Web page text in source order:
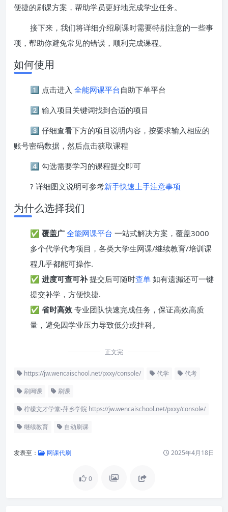
便捷的刷课方案，帮助学员更好地完成学业任务。
接下来，我们将详细介绍刷课时需要特别注意的一些事
项，帮助你避免常见的错误，顺利完成课程。
如何使用
1️⃣ 点击进入 全能网课平台自助下单平台
2️⃣ 输入项目关键词找到合适的项目
3️⃣ 仔细查看下方的项目说明内容，按要求输入相应的
账号密码数据，然后点击获取课程
4️⃣ 勾选需要学习的课程提交即可
? 详细图文说明可参考新手快速上手注意事项
为什么选择我们
✅ 覆盖广 全能网课平台 一站式解决方案，覆盖3000
多个代学代考项目，各类大学生网课/继续教育/培训课
程几乎都能可操作.
✅ 进度可查可补提交后可随时查单 如有遗漏还可一键
提交补学，方便快捷.
✅ 省时高效 专业团队快速完成任务，保证高效高质
量，避免因学业压力导致低分或挂科。
正文完
https://jw.wencaischool.net/pxxy/console/ 代学 代考
刷网课 刷课
柠檬文才学堂-萍乡学院 https://jw.wencaischool.net/pxxy/console/
继续教育 自动刷课
发表至： 网课代刷 2025年4月18日
0